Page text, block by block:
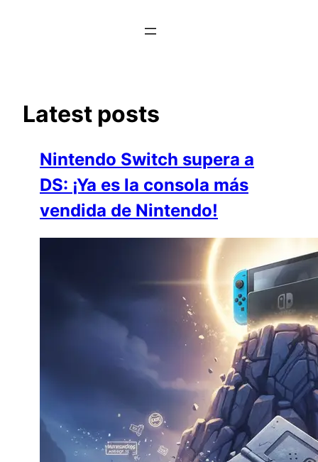
Latest posts
Nintendo Switch supera a
DS: ¡Ya es la consola más
vendida de Nintendo!